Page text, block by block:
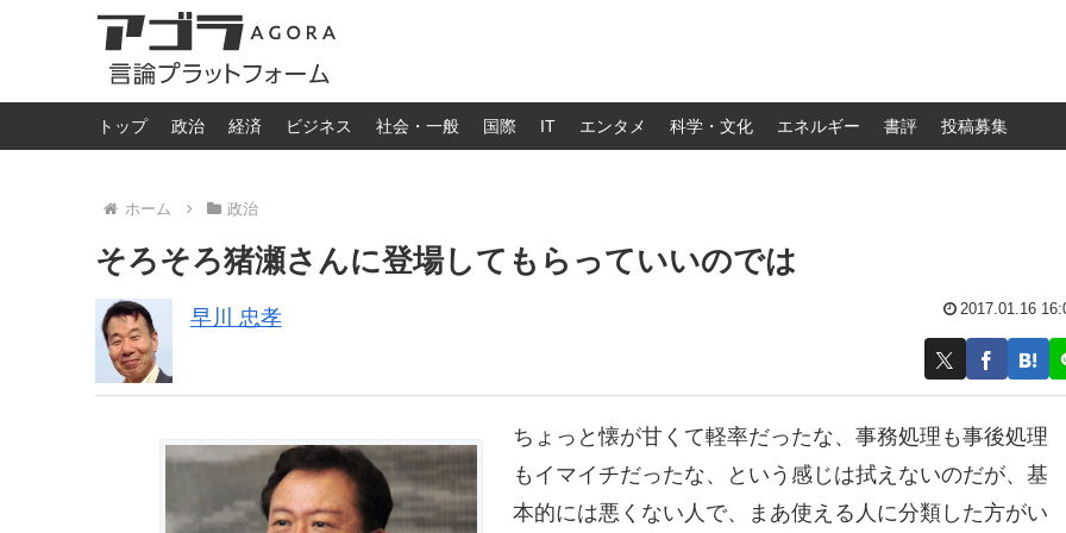
トップ 政治 経済 ビジネス 社会・一般 国際 IT エンタメ 科学・文化 エネルギー 書評 投稿募集
ホーム 政治
そろそろ猪瀬さんに登場してもらっていいのでは
早川 忠孝 2017.01.16
ちょっと懐が甘くて軽率だったな、事務処理も事後処理
もイマイチだったな、という感じは拭えないのだが、基
本的には悪くない人で、まあ使える人に分類した方がい